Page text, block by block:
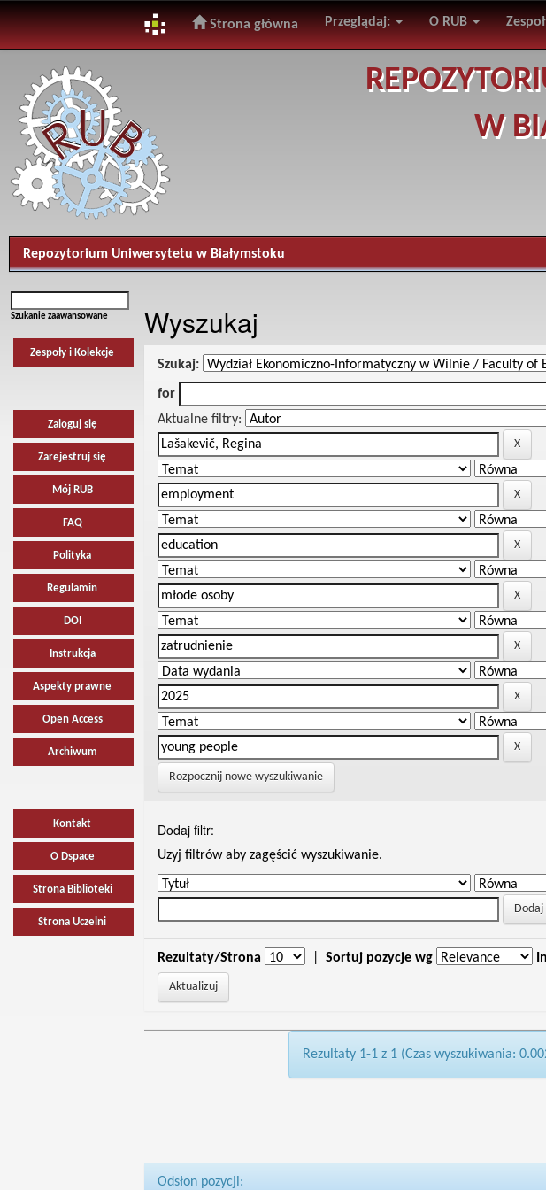
navigation
Strona główna Przeglądaj: O RUB
W
Repozytorium Uniwersytetu w Białymstoku
Szukanie zaawansowane
Zespoły i Kolekcje
Zaloguj się
Zarejestruj się
Mój RUB
FAQ
Polityka
Regulamin
DOI
Instrukcja
Aspekty prawne
Open Access
Archiwum
Kontakt
O Dspace
Strona Biblioteki
Strona Uczelni
Wyszukaj
Szukaj:
for
Aktualne filtry:
Rozpocznij nowe wyszukiwanie
Dodaj filtr:
Uzyj filtrów aby zagęścić wyszukiwanie.
Rezultaty/Strona Sortuj pozycje wg
Rezultaty 1-1 z 1 (Czas wyszukiwania:
Odsłon pozycji: